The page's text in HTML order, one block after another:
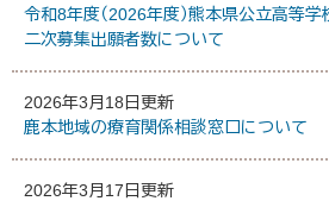
令和8年度（2026年度）熊本県公立高等
二次募集出願者数について
2026年3月18日更新
鹿本地域の療育関係相談窓口について
2026年3月17日更新